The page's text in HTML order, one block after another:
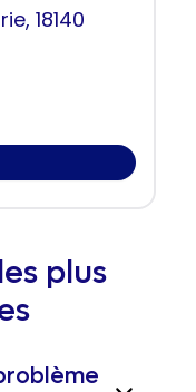
18140
les plus